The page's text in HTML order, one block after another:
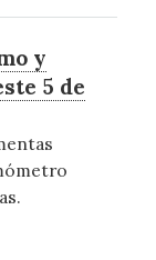
y
5 de